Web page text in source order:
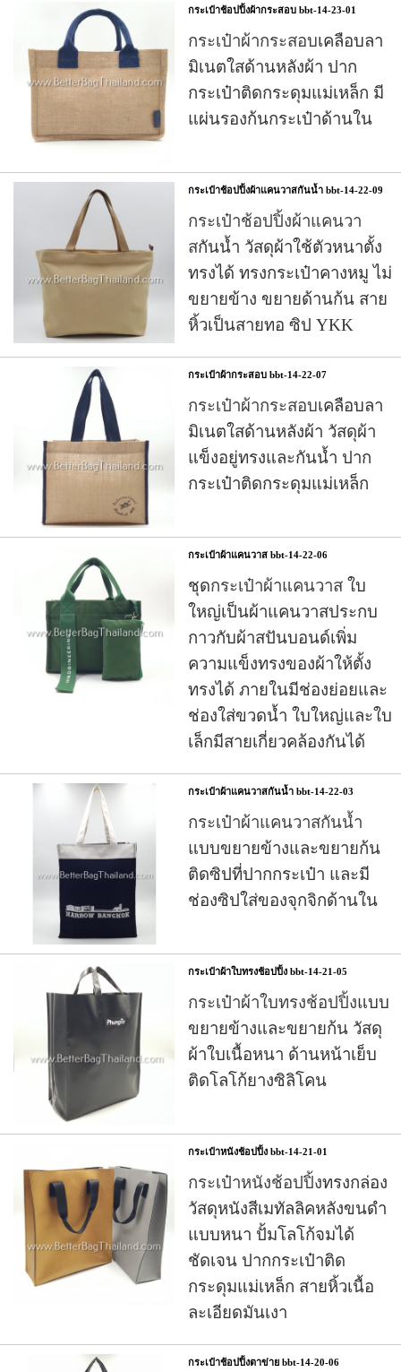
กระเป๋าช้อปปิ้งผ้ากระสอบ bbt-14-23-01
กระเป๋าผ้ากระสอบเคลือบลา
มิเนตใสด้านหลังผ้า ปาก
กระเป๋าติดกระดุมแม่เหล็ก มี
แผ่นรองก้นกระเป๋าด้านใน
กระเป๋าช้อปปิ้งผ้าแคนวาสกันน้ำ bbt-14-22-09
กระเป๋าช้อปปิ้งผ้าแคนวา
สกันน้ำ วัสดุผ้าใช้ตัวหนาตั้ง
ทรงได้ ทรงกระเป๋าคางหมู ไม่
ขยายข้าง ขยายด้านก้น สาย
หิ้วเป็นสายทอ ซิป YKK
กระเป๋าผ้ากระสอบ bbt-14-22-07
กระเป๋าผ้ากระสอบเคลือบลา
มิเนตใสด้านหลังผ้า วัสดุผ้า
แข็งอยู่ทรงและกันน้ำ ปาก
กระเป๋าติดกระดุมแม่เหล็ก
กระเป๋าผ้าแคนวาส bbt-14-22-06
ชุดกระเป๋าผ้าแคนวาส ใบ
ใหญ่เป็นผ้าแคนวาสประกบ
กาวกับผ้าสปันบอนด์เพิ่ม
ความแข็งทรงของผ้าให้ตั้ง
ทรงได้ ภายในมีช่องย่อยและ
ช่องใส่ขวดน้ำ ใบใหญ่และใบ
เล็กมีสายเกี่ยวคล้องกันได้
กระเป๋าผ้าแคนวาสกันน้ำ bbt-14-22-03
กระเป๋าผ้าแคนวาสกันน้ำ
แบบขยายข้างและขยายก้น
ติดซิปที่ปากกระเป๋า และมี
ช่องซิปใส่ของจุกจิกด้านใน
กระเป๋าผ้าใบทรงช้อปปิ้ง bbt-14-21-05
กระเป๋าผ้าใบทรงช้อปปิ้งแบบ
ขยายข้างและขยายก้น วัสดุ
ผ้าใบเนื้อหนา ด้านหน้าเย็บ
ติดโลโก้ยางซิลิโคน
กระเป๋าหนังช้อปปิ้ง bbt-14-21-01
กระเป๋าหนังช้อปปิ้งทรงกล่อง
วัสดุหนังสีเมทัลลิคหลังขนดำ
แบบหนา ปั้มโลโก้จมได้
ชัดเจน ปากกระเป๋าติด
กระดุมแม่เหล็ก สายหิ้วเนื้อ
ละเอียดมันเงา
กระเป๋าช้อปปิ้งตาข่าย bbt-14-20-06